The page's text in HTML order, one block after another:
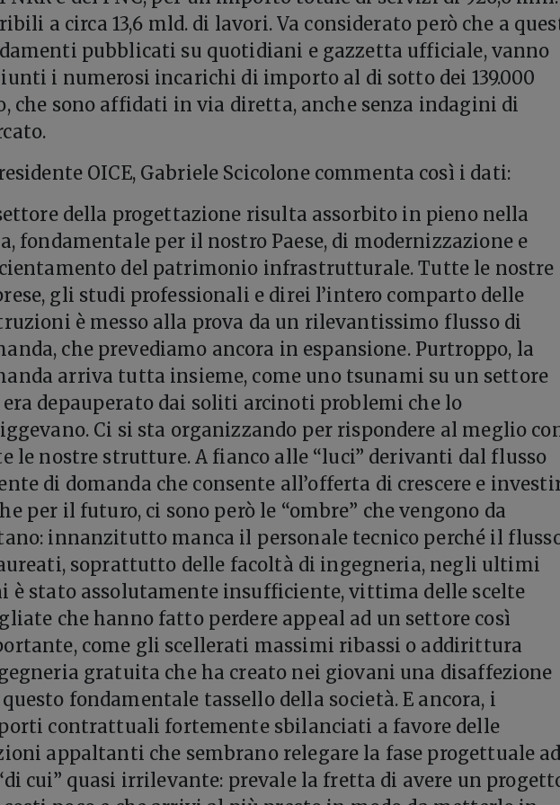
a circa 13,6 mld. di lavori. Va considerato però che a
pubblicati su quotidiani e gazzetta ufficiale, vanno
i numerosi incarichi di importo al di sotto dei 139.000
che sono affidati in via diretta, anche senza indagini di
OICE, Gabriele Scicolone commenta così i dati:
della progettazione risulta assorbito in pieno nella
fondamentale per il nostro Paese, di modernizzazione e
del patrimonio infrastrutturale. Tutte le nostre
gli studi professionali e direi l’intero comparto delle
è messo alla prova da un rilevantissimo flusso di
che prevediamo ancora in espansione. Purtroppo, la
arriva tutta insieme, come uno tsunami su un settore
era depauperato dai soliti arcinoti problemi che lo
Ci si sta organizzando per rispondere al meglio
le nostre strutture. A fianco alle “luci” derivanti dal flusso
di domanda che consente all’offerta di crescere e
per il futuro, ci sono però le “ombre” che vengono da
innanzitutto manca il personale tecnico perché il
soprattutto delle facoltà di ingegneria, negli ultimi
è stato assolutamente insufficiente, vittima delle scelte
che hanno fatto perdere appeal ad un settore così
come gli scellerati massimi ribassi o addirittura
gratuita che ha creato nei giovani una disaffezione
fondamentale tassello della società. E ancora, i
contrattuali fortemente sbilanciati a favore delle
appaltanti che sembrano relegare la fase progettuale ad
cui” quasi irrilevante: prevale la fretta di avere un